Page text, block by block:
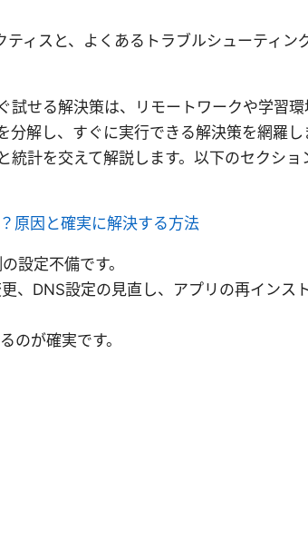
ィスと、よくあるトラブルシューティン
せる解決策は、リモートワークや学習環
分解し、すぐに実行できる解決策を網羅し
計を交えて解説します。以下のセクショ
原因と確実に解決する方法
設定不備です。
、DNS設定の見直し、アプリの再インス
のが確実です。